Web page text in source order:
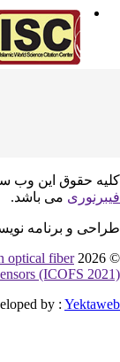
حقوق این وب
می باشد.
و برنامه
©
optical fiber
sensors (ICOFS
by :